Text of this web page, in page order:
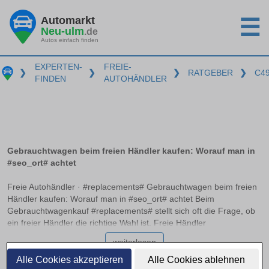
Alle Cookies akzeptieren Alle Cookies ablehnen
Automarkt
Neu-ulm.de
Autos einfach finden ☰
❯
EXPERTEN-
FINDEN
❯
FREIE-
AUTOHÄNDLER
❯ RATGEBER ❯
Gebrauchtwagen beim freien Händler kaufen: Worauf man in
#seo_ort# achtet
Freie Autohändler · #replacements# Gebrauchtwagen beim freien
Händler kaufen: Worauf man in #seo_ort# achtet Beim
Gebrauchtwagenkauf #replacements# stellt sich oft die Frage, ob
ein freier Händler die richtige Wahl ist. Freie Händler
unterscheiden sich von traditionellen Autohäusern, da sie meist
flexibler in Preisgestaltung und Fahrzeugangebot sind. Doch
Käufer müssen ihre Rechte kennen und die Fahrzeughistorie
weiterlesen